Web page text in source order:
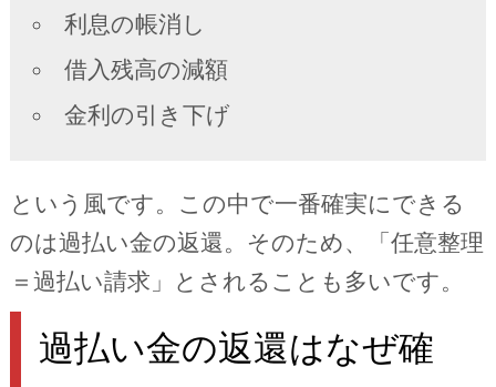
利息の帳消し
借入残高の減額
金利の引き下げ
という風です。この中で一番確実にできる
のは過払い金の返還。そのため、「任意整理
＝過払い請求」とされることも多いです。
過払い金の返還はなぜ確